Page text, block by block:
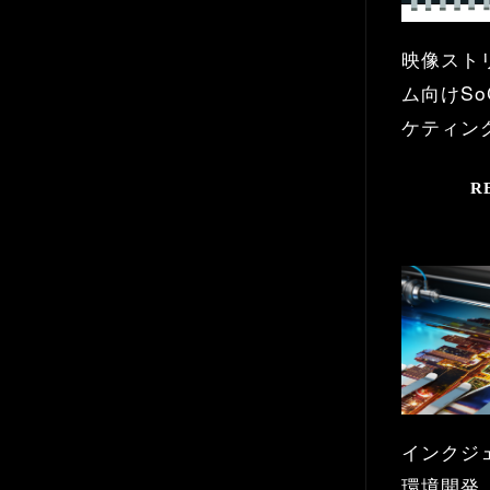
映像スト
ム向け
ケティン
インクジ